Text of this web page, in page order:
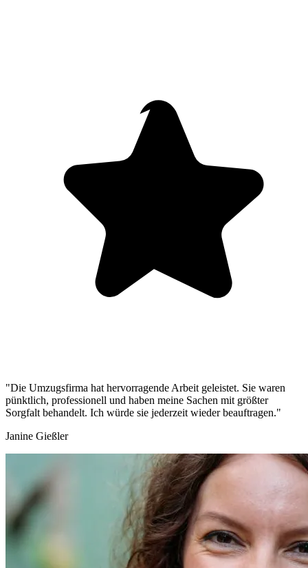
"Die Umzugsfirma hat hervorragende Arbeit geleistet. Sie waren
pünktlich, professionell und haben meine Sachen mit größter
Sorgfalt behandelt. Ich würde sie jederzeit wieder beauftragen."
Janine Gießler